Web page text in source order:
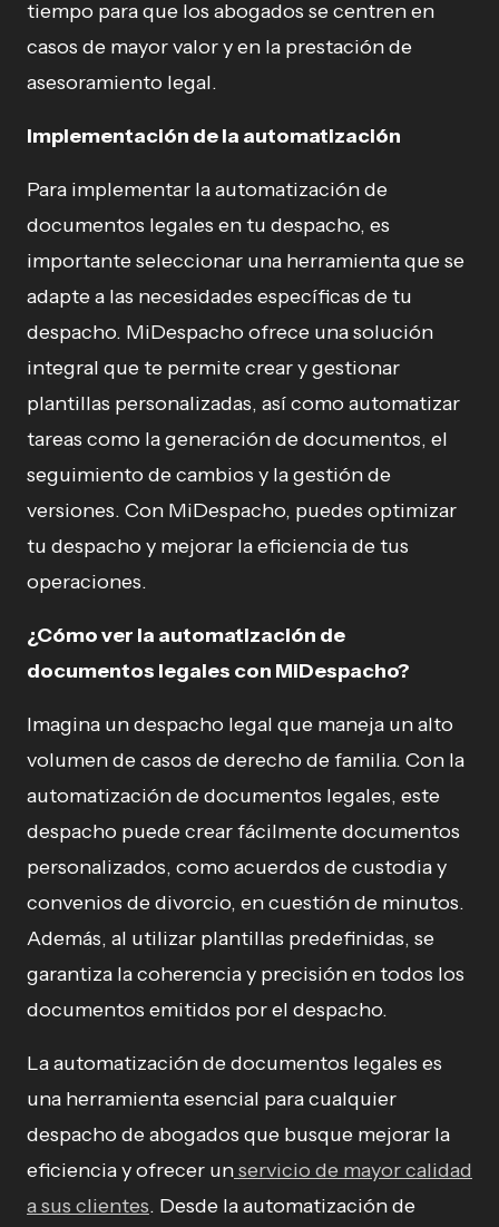
tiempo para que los abogados se centren en
casos de mayor valor y en la prestación de
asesoramiento legal.
Implementación de la automatización
Para implementar la automatización de
documentos legales en tu despacho, es
importante seleccionar una herramienta que se
adapte a las necesidades específicas de tu
despacho. MiDespacho ofrece una solución
integral que te permite crear y gestionar
plantillas personalizadas, así como automatizar
tareas como la generación de documentos, el
seguimiento de cambios y la gestión de
versiones. Con MiDespacho, puedes optimizar
tu despacho y mejorar la eficiencia de tus
operaciones.
¿Cómo ver la automatización de
documentos legales con MiDespacho?
Imagina un despacho legal que maneja un alto
volumen de casos de derecho de familia. Con la
automatización de documentos legales, este
despacho puede crear fácilmente documentos
personalizados, como acuerdos de custodia y
convenios de divorcio, en cuestión de minutos.
Además, al utilizar plantillas predefinidas, se
garantiza la coherencia y precisión en todos los
documentos emitidos por el despacho.
La automatización de documentos legales es
una herramienta esencial para cualquier
despacho de abogados que busque mejorar la
eficiencia y ofrecer unservicio de mayor calidad
a sus clientes. Desde la automatización de